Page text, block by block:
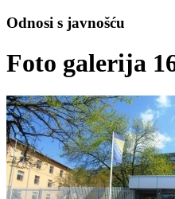
Odnosi s javnošću
Foto galerija